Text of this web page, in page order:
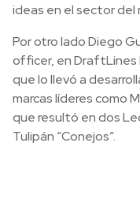
ideas en el sector del
Por otro lado Diego
officer, en DraftLines
que lo llevó a
marcas líderes como
que resultó en dos
Tulipán “Conejos”.